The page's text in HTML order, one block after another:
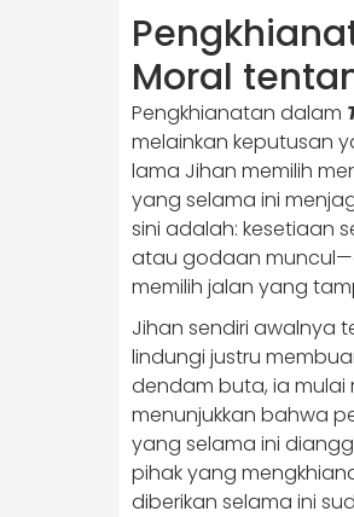
Moral
Pengkhianatan dalam
melainkan keputusan
lama Jihan memilih
yang selama ini
sini adalah: kesetiaan
atau godaan
memilih jalan yang
Jihan sendiri awalnya
lindungi justru
dendam buta, ia mulai
menunjukkan bahwa
yang selama ini
pihak yang
diberikan selama ini